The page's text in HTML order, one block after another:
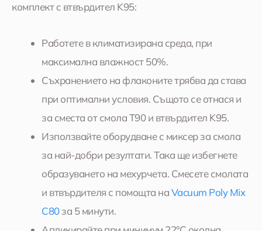
комплект с втвърдител K95:
Работете в климатизирана среда, при
максимална влажност 50%.
Съхранението на флаконите трябва да става
при оптимални условия. Същото се отнася и
за сместа от смола Т90 и втвърдител K95.
Използвайте оборудване с миксер за смола
за най-добри резултати. Така ще избегнете
образуването на мехурчета. Смесете смолата
и втвърдителя с помощта наVacuum Poly Mix
C80за 5 минути.